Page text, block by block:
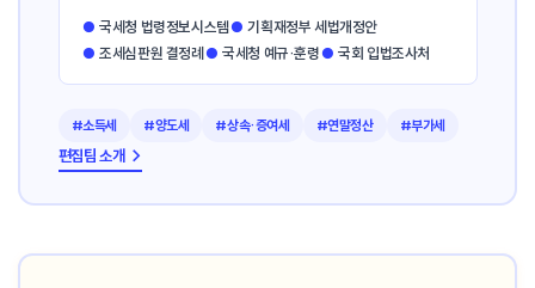
● 국세청 법령정보시스템● 기획재정부 세법개정안
● 조세심판원 결정례 ● 국세청 예규·훈령● 국회 입법조사처
#소득세 #양도세 #상속·증여세 #연말정산 #부가세
편집팀 소개 →